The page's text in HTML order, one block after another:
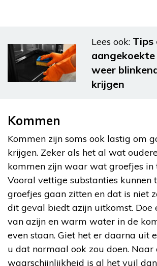
Lees ook: Tips
weer
krijgen
Kommen
Kommen zijn soms ook lastig om
krijgen. Zeker als het al wat
kommen zijn waar wat groefjes in
Vooral vettige substanties kunnen
groefjes gaan zitten en dat is niet
dit geval biedt azijn uitkomst. Doe
van azijn en warm water in de
even staan. Giet het er daarna uit
u dat normaal ook zou doen. Naar
waarschijnlijkheid is al het vuil